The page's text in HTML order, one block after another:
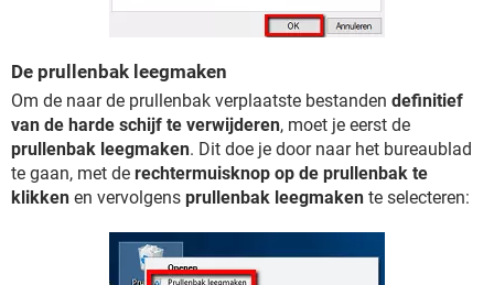
De prullenbak leegmaken
Om de naar de prullenbak verplaatste bestanden definitief
van de harde schijf te verwijderen, moet je eerst de
prullenbak leegmaken. Dit doe je door naar het bureaublad
te gaan, met de rechtermuisknop op de prullenbak te
klikken en vervolgens prullenbak leegmaken te selecteren: